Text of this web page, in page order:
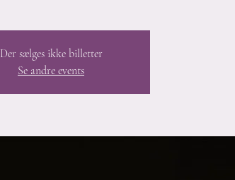
Der sælges ikke billetter
Se andre events